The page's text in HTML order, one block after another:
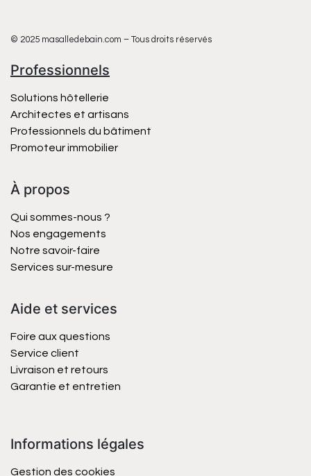
© 2025 masalledebain.com – Tous droits réservés
Professionnels
Solutions hôtellerie
Architectes et artisans
Professionnels du bâtiment
Promoteur immobilier
À propos
Qui sommes-nous ?
Nos engagements
Notre savoir-faire
Services sur-mesure
Aide et services
Foire aux questions
Service client
Livraison et retours
Garantie et entretien
Informations légales
Gestion des cookies